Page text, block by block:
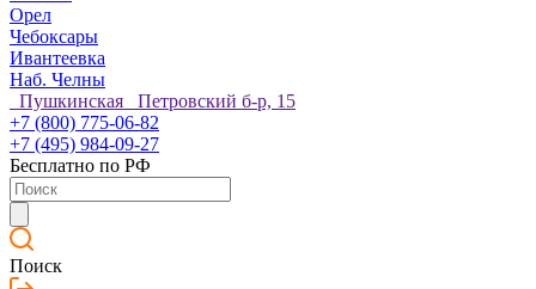
Орел
Чебоксары
Ивантеевка
Наб. Челны
Пушкинская Петровский б-р, 15
+7 (800) 775-06-82
+7 (495) 984-09-27
Бесплатно по РФ
Поиск